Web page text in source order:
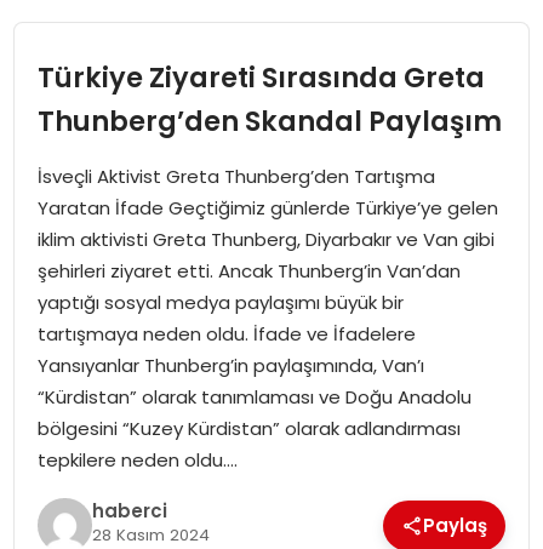
TEKNOLOJI
GÜNCEL
Türkiye Ziyareti Sırasında Greta
Thunberg’den Skandal Paylaşım
İsveçli Aktivist Greta Thunberg’den Tartışma
Yaratan İfade Geçtiğimiz günlerde Türkiye’ye gelen
iklim aktivisti Greta Thunberg, Diyarbakır ve Van gibi
şehirleri ziyaret etti. Ancak Thunberg’in Van’dan
yaptığı sosyal medya paylaşımı büyük bir
tartışmaya neden oldu. İfade ve İfadelere
Yansıyanlar Thunberg’in paylaşımında, Van’ı
“Kürdistan” olarak tanımlaması ve Doğu Anadolu
bölgesini “Kuzey Kürdistan” olarak adlandırması
tepkilere neden oldu….
haberci
28 Kasım 2024 Paylaş